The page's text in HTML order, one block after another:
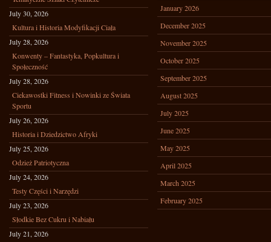
July 30, 2026
Kultura i Historia Modyfikacji Ciała
July 28, 2026
Konwenty – Fantastyka, Popkultura i
Społeczność
July 28, 2026
Ciekawostki Fitness i Nowinki ze Świata
Sportu
July 26, 2026
Historia i Dziedzictwo Afryki
July 25, 2026
Odzież Patriotyczna
July 24, 2026
Testy Części i Narzędzi
July 23, 2026
Słodkie Bez Cukru i Nabiału
July 21, 2026
January 2026
December 2025
November 2025
October 2025
September 2025
August 2025
July 2025
June 2025
May 2025
April 2025
March 2025
February 2025